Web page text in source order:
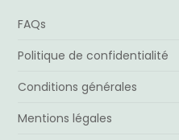
FAQs
Politique de confidentialité
Conditions générales
Mentions légales